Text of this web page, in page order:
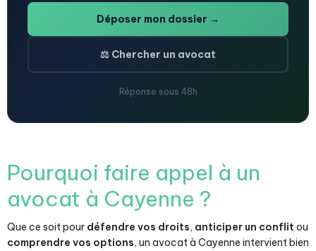
Déposer mon dossier →
⚖️ Chercher un avocat
Réponse sous 48h
Pourquoi faire appel à un
avocat à Cayenne ?
Que ce soit pour défendre vos droits, anticiper un conflit ou
comprendre vos options, un avocat à Cayenne intervient bien